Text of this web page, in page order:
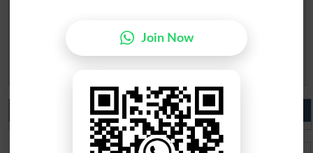
(Answer can be from islamabad
Do you like us?
Join Now